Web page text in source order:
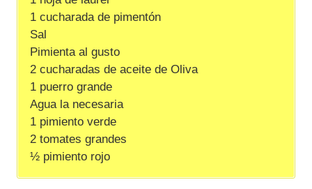
1 cucharada de pimentón
Sal
Pimienta al gusto
2 cucharadas de aceite de Oliva
1 puerro grande
Agua la necesaria
1 pimiento verde
2 tomates grandes
½ pimiento rojo